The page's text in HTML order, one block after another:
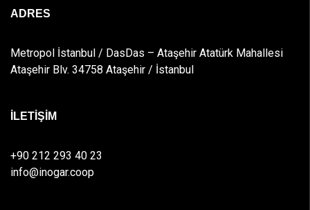
ADRES
Metropol İstanbul / DasDas – Ataşehir Atatürk Mahallesi
Ataşehir Blv. 34758 Ataşehir / İstanbul
İLETİŞİM
+90 212 293 40 23
info@inogar.coop